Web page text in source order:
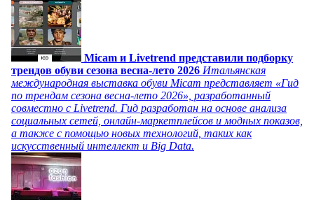
Micam и Livetrend представили подборку
трендов обуви сезона весна-лето 2026 Итальянская
международная выставка обуви Micam представляет «Гид
по трендам сезона весна-лето 2026», разработанный
совместно с Livetrend. Гид разработан на основе анализа
социальных сетей, онлайн-маркетплейсов и модных показов,
а также с помощью новых технологий, таких как
искусственный интеллект и Big Data.